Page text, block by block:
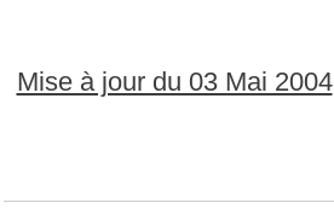
Mise à jour du 03 Mai 2004